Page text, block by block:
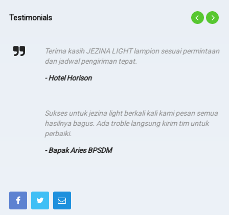
Testimonials
Terima kasih JEZINA LIGHT lampion sesuai permintaan
dan jadwal pengiriman tepat.
- Hotel Horison
Sukses untuk jezina light berkali kali kami pesan semua
hasilnya bagus. Ada troble langsung kirim tim untuk
perbaiki.
- Bapak Aries BPSDM